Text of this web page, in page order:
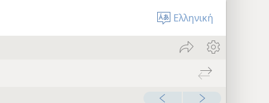
Ελληνική